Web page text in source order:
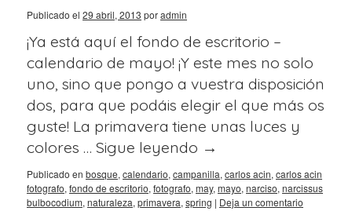
Publicado el 29 abril, 2013 poradmin
¡Ya está aquí el fondo de escritorio –
calendario de mayo! ¡Y este mes no solo
uno, sino que pongo a vuestra disposición
dos, para que podáis elegir el que más os
guste! La primavera tiene unas luces y
colores … Sigue leyendo →
Publicado en bosque, calendario, campanilla, carlos acin, carlos acin
fotografo, fondo de escritorio, fotografo, may, mayo, narciso, narcissus
bulbocodium, naturaleza, primavera, spring | Deja un comentario